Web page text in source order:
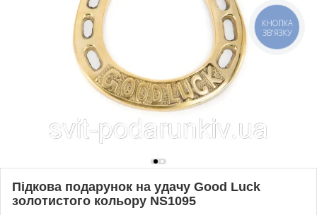
Підкова подарунок на удачу Good Luck
золотистого кольору NS1095
КНОПКА
ЗВ'ЯЗКУ